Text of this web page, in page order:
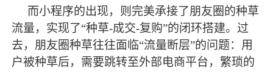
而小程序的出现，则完美承接了朋友圈的种草
流量，实现了“种草-成交-复购”的闭环搭建。过
去，朋友圈种草往往面临“流量断层”的问题：用
户被种草后，需要跳转至外部电商平台，繁琐的